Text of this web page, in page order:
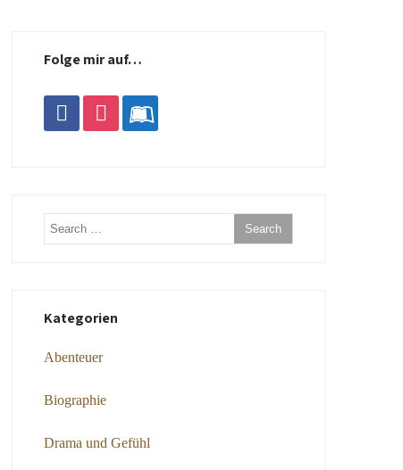
Folge mir auf…
facebookinstagramleanpub
Kategorien
Abenteuer
Biographie
Drama und Gefühl